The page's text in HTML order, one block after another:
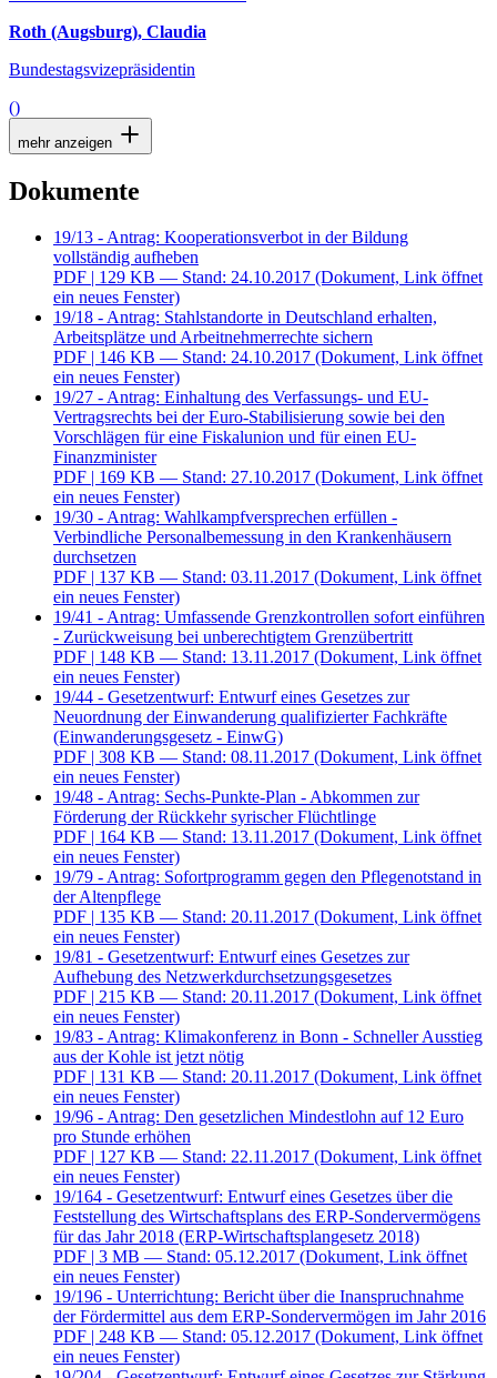
Roth (Augsburg), Claudia
Bundestagsvizepräsidentin
()
mehr anzeigen
Dokumente
19/13 - Antrag: Kooperationsverbot in der Bildung
vollständig aufheben
PDF | 129 KB — Stand: 24.10.2017 (Dokument, Link öffnet
ein neues Fenster)
19/18 - Antrag: Stahlstandorte in Deutschland erhalten,
Arbeitsplätze und Arbeitnehmerrechte sichern
PDF | 146 KB — Stand: 24.10.2017 (Dokument, Link öffnet
ein neues Fenster)
19/27 - Antrag: Einhaltung des Verfassungs- und EU-
Vertragsrechts bei der Euro-Stabilisierung sowie bei den
Vorschlägen für eine Fiskalunion und für einen EU-
Finanzminister
PDF | 169 KB — Stand: 27.10.2017 (Dokument, Link öffnet
ein neues Fenster)
19/30 - Antrag: Wahlkampfversprechen erfüllen -
Verbindliche Personalbemessung in den Krankenhäusern
durchsetzen
PDF | 137 KB — Stand: 03.11.2017 (Dokument, Link öffnet
ein neues Fenster)
19/41 - Antrag: Umfassende Grenzkontrollen sofort einführen
- Zurückweisung bei unberechtigtem Grenzübertritt
PDF | 148 KB — Stand: 13.11.2017 (Dokument, Link öffnet
ein neues Fenster)
19/44 - Gesetzentwurf: Entwurf eines Gesetzes zur
Neuordnung der Einwanderung qualifizierter Fachkräfte
(Einwanderungsgesetz - EinwG)
PDF | 308 KB — Stand: 08.11.2017 (Dokument, Link öffnet
ein neues Fenster)
19/48 - Antrag: Sechs-Punkte-Plan - Abkommen zur
Förderung der Rückkehr syrischer Flüchtlinge
PDF | 164 KB — Stand: 13.11.2017 (Dokument, Link öffnet
ein neues Fenster)
19/79 - Antrag: Sofortprogramm gegen den Pflegenotstand in
der Altenpflege
PDF | 135 KB — Stand: 20.11.2017 (Dokument, Link öffnet
ein neues Fenster)
19/81 - Gesetzentwurf: Entwurf eines Gesetzes zur
Aufhebung des Netzwerkdurchsetzungsgesetzes
PDF | 215 KB — Stand: 20.11.2017 (Dokument, Link öffnet
ein neues Fenster)
19/83 - Antrag: Klimakonferenz in Bonn - Schneller Ausstieg
aus der Kohle ist jetzt nötig
PDF | 131 KB — Stand: 20.11.2017 (Dokument, Link öffnet
ein neues Fenster)
19/96 - Antrag: Den gesetzlichen Mindestlohn auf 12 Euro
pro Stunde erhöhen
PDF | 127 KB — Stand: 22.11.2017 (Dokument, Link öffnet
ein neues Fenster)
19/164 - Gesetzentwurf: Entwurf eines Gesetzes über die
Feststellung des Wirtschaftsplans des ERP-Sondervermögens
für das Jahr 2018 (ERP-Wirtschaftsplangesetz 2018)
PDF | 3 MB — Stand: 05.12.2017 (Dokument, Link öffnet
ein neues Fenster)
19/196 - Unterrichtung: Bericht über die Inanspruchnahme
der Fördermittel aus dem ERP-Sondervermögen im Jahr 2016
PDF | 248 KB — Stand: 05.12.2017 (Dokument, Link öffnet
ein neues Fenster)